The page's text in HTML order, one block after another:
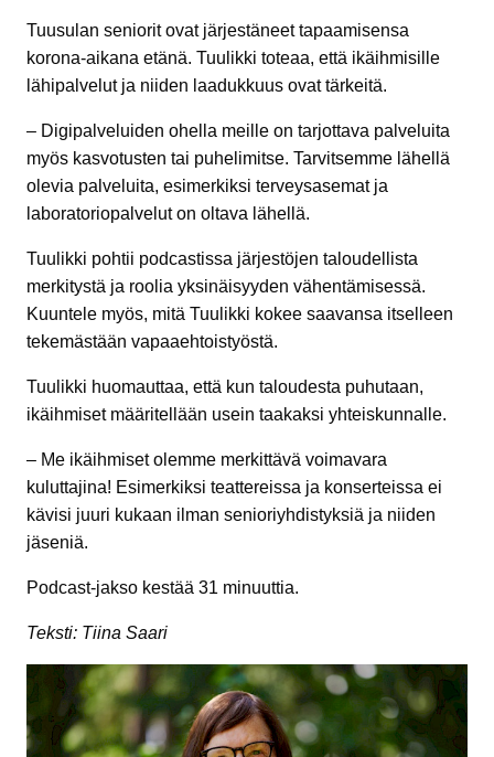
Tuusulan seniorit ovat järjestäneet tapaamisensa
korona-aikana etänä. Tuulikki toteaa, että ikäihmisille
lähipalvelut ja niiden laadukkuus ovat tärkeitä.
– Digipalveluiden ohella meille on tarjottava palveluita
myös kasvotusten tai puhelimitse. Tarvitsemme lähellä
olevia palveluita, esimerkiksi terveysasemat ja
laboratoriopalvelut on oltava lähellä.
Tuulikki pohtii podcastissa järjestöjen taloudellista
merkitystä ja roolia yksinäisyyden vähentämisessä.
Kuuntele myös, mitä Tuulikki kokee saavansa itselleen
tekemästään vapaaehtoistyöstä.
Tuulikki huomauttaa, että kun taloudesta puhutaan,
ikäihmiset määritellään usein taakaksi yhteiskunnalle.
– Me ikäihmiset olemme merkittävä voimavara
kuluttajina! Esimerkiksi teattereissa ja konserteissa ei
kävisi juuri kukaan ilman senioriyhdistyksiä ja niiden
jäseniä.
Podcast-jakso kestää 31 minuuttia.
Teksti: Tiina Saari